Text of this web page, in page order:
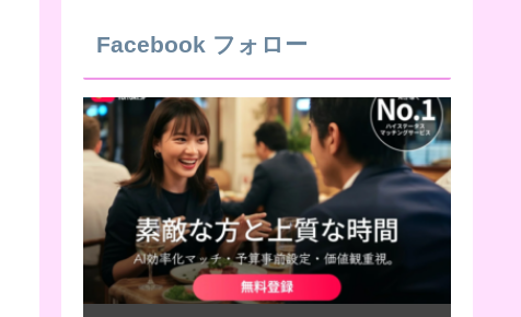
Facebook フォロー